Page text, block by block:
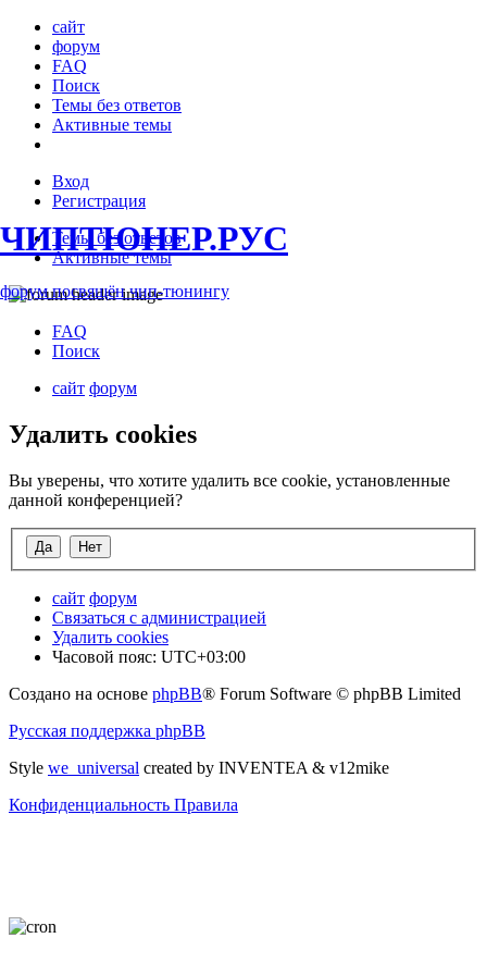
сайт
форум
FAQ
Поиск
Темы без ответов
Активные темы
Вход
Регистрация
Темы без ответов
Активные темы
ЧИПТЮНЕР.РУС
форум посвящён чип-тюнингу
FAQ
Поиск
сайт форум
Удалить cookies
Вы уверены, что хотите удалить все cookie, установленные
данной конференцией?
сайт форум
Связаться с администрацией
Удалить cookies
Часовой пояс: UTC+03:00
Создано на основе phpBB® Forum Software © phpBB Limited
Русская поддержка phpBB
Style we_universal created by INVENTEA & v12mike
Конфиденциальность Правила